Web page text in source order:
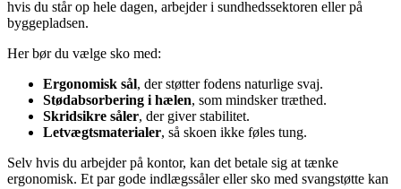
hvis du står op hele dagen, arbejder i sundhedssektoren eller på
byggepladsen.
Her bør du vælge sko med:
Ergonomisk sål, der støtter fodens naturlige svaj.
Stødabsorbering i hælen, som mindsker træthed.
Skridsikre såler, der giver stabilitet.
Letvægtsmaterialer, så skoen ikke føles tung.
Selv hvis du arbejder på kontor, kan det betale sig at tænke
ergonomisk. Et par gode indlægssåler eller sko med svangstøtte kan